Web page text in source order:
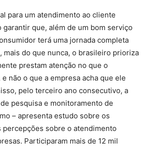
para um atendimento ao cliente
garantir que, além de um bom serviço
terá uma jornada completa
mais do que nunca, o brasileiro prioriza
prestam atenção no que o
não o que a empresa acha que ele
pelo terceiro ano consecutivo, a
pesquisa e monitoramento de
– apresenta estudo sobre os
percepções sobre o atendimento
Participaram mais de 12 mil